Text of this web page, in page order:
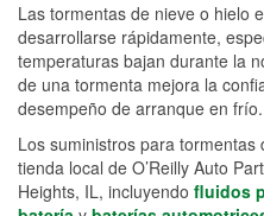
Las tormentas de nieve o hielo
desarrollarse rápidamente,
temperaturas bajan durante la
de una tormenta mejora la
desempeño de arranque en frío.
Los suministros para
tienda local de O’Reilly Auto
Heights, IL, incluyendo fluidos